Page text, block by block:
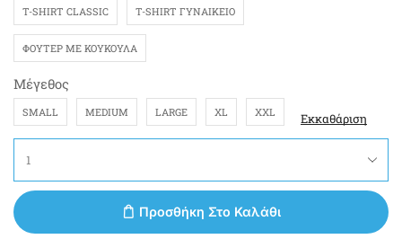
T-SHIRT CLASSIC T-SHIRT ΓΥΝΑΙΚΕΊΟ
ΦΟΎΤΕΡ ΜΕ ΚΟΥΚΟΎΛΑ
Μέγεθος
SMALL MEDIUM LARGE XL XXL Εκκαθάριση
Προσθήκη Στο Καλάθι